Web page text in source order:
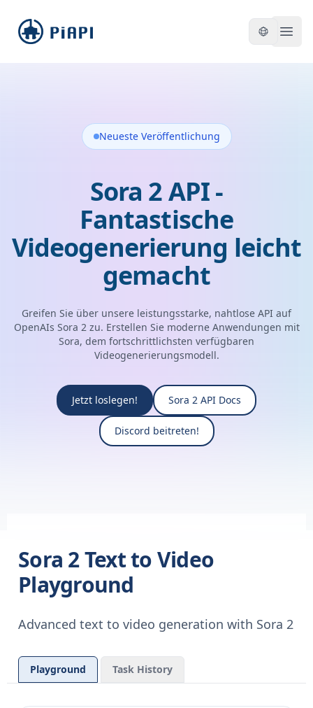
piapi
Neueste Veröffentlichung
Sora 2 API -
Fantastische
Videogenerierung leicht
gemacht
Greifen Sie über unsere leistungsstarke, nahtlose API auf
OpenAIs Sora 2 zu. Erstellen Sie moderne Anwendungen mit
Sora, dem fortschrittlichsten verfügbaren
Videogenerierungsmodell.
Jetzt loslegen! Sora 2 API Docs
Discord beitreten!
Sora 2 Text to Video
Playground
Advanced text to video generation with Sora 2
Playground Task History